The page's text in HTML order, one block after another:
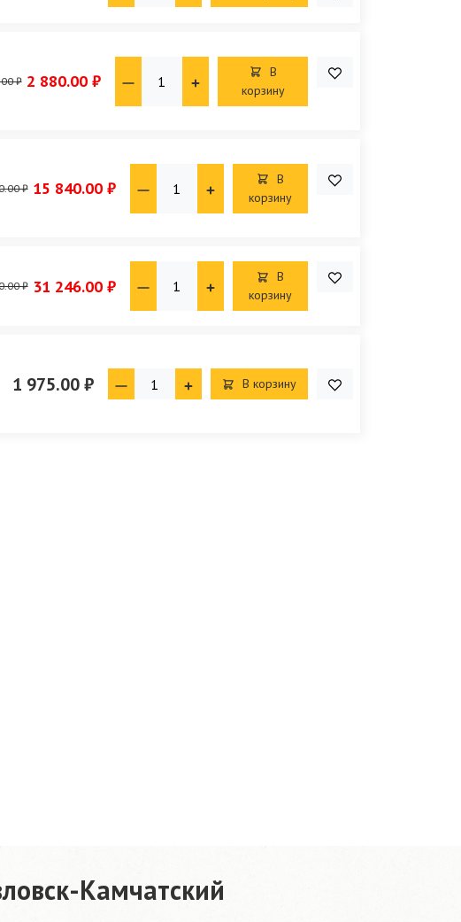
₽ 2 880.00 ₽
корзину
₽ 15 840.00 ₽
корзину
₽ 31 246.00 ₽
корзину
1 975.00 ₽ В корзину
Камчатский